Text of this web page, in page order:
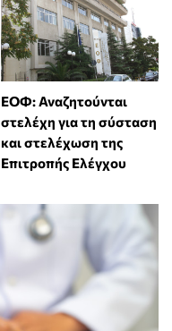
ΕΟΦ: Αναζητούνται
στελέχη για τη σύσταση
και στελέχωση της
Επιτροπής Ελέγχου